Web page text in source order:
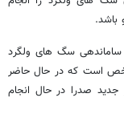
باشد.
ساماندهی سگ های ولگرد
است که در حال حاضر
صدرا در حال انجام